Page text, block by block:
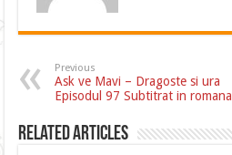
Previous
Ask ve Mavi – Dragoste si ura
Episodul 97 Subtitrat in romana
Related Articles